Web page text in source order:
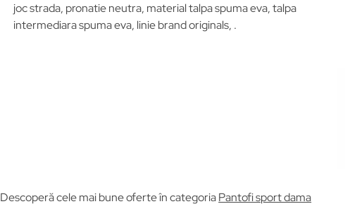
joc strada, pronatie neutra, material talpa spuma eva, talpa
intermediara spuma eva, linie brand originals, .
Descoperă cele mai bune oferte în categoriaPantofi sport dama